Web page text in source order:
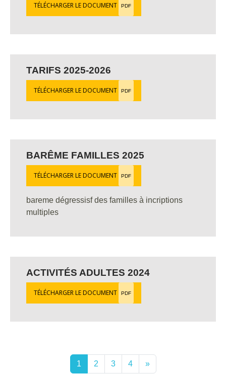
TÉLÉCHARGER LE DOCUMENT PDF
TARIFS 2025-2026
TÉLÉCHARGER LE DOCUMENT PDF
BARÊME FAMILLES 2025
TÉLÉCHARGER LE DOCUMENT PDF
bareme dégressisf des familles à incriptions
multiples
ACTIVITÉS ADULTES 2024
TÉLÉCHARGER LE DOCUMENT PDF
1 2 3 4 »